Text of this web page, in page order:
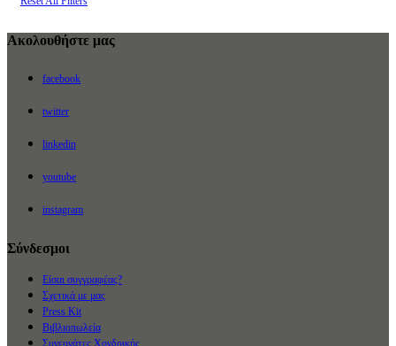
Ακολουθήστε μας
facebook
twitter
linkedin
youtube
instagram
Σύνδεσμοι
Είσαι συγγραφέας?
Σχετικά με μας
Press Kit
Βιβλιοπωλεία